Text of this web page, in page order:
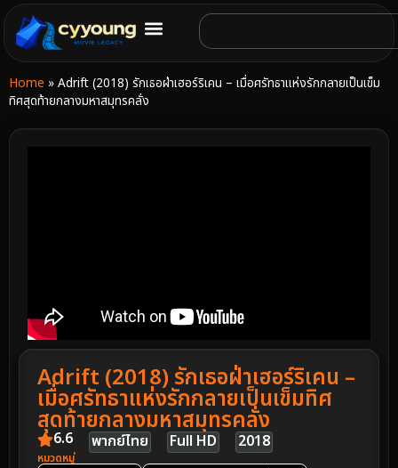
Home » Adrift (2018) รักเธอฝ่าเฮอร์ริเคน – เมื่อศรัทธาแห่งรักกลายเป็นเข็ม
ทิศสุดท้ายกลางมหาสมุทรคลั่ง
Adrift (2018) รักเธอฝ่าเฮอร์ริเคน –
เมื่อศรัทธาแห่งรักกลายเป็นเข็มทิศ
สุดท้ายกลางมหาสมุทรคลั่ง
6.6 พากย์ไทย Full HD 2018
หมวดหมู่